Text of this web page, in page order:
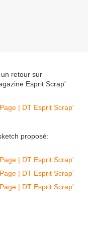
retour sur
Esprit Scrap'
proposé: